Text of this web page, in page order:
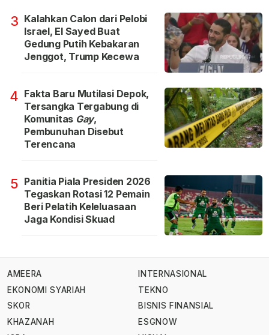
3 Kalahkan Calon dari Pelobi
Israel, El Sayed Buat
Gedung Putih Kebakaran
Jenggot, Trump Kecewa
4 Fakta Baru Mutilasi Depok,
Tersangka Tergabung di
Komunitas Gay,
Pembunuhan Disebut
Terencana
5 Panitia Piala Presiden 2026
Tegaskan Rotasi 12 Pemain
Beri Pelatih Keleluasaan
Jaga Kondisi Skuad
AMEERA
EKONOMI SYARIAH
SKOR
KHAZANAH
INTERNASIONAL
TEKNO
BISNIS FINANSIAL
ESGNOW